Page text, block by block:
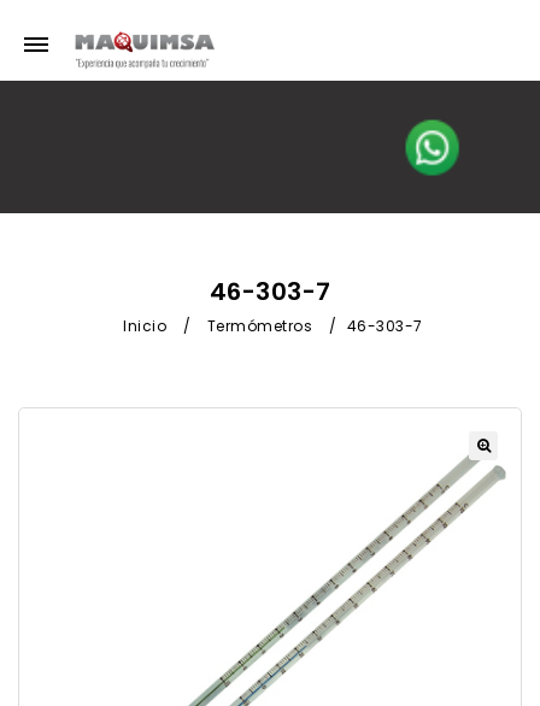
46-303-7
Inicio / Termómetros / 46-303-7